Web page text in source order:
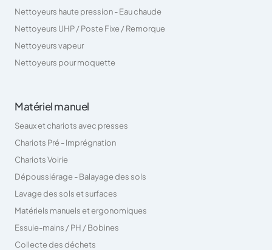
Nettoyeurs haute pression - Eau chaude
Nettoyeurs UHP / Poste Fixe / Remorque
Nettoyeurs vapeur
Nettoyeurs pour moquette
Matériel manuel
Seaux et chariots avec presses
Chariots Pré - Imprégnation
Chariots Voirie
Dépoussiérage - Balayage des sols
Lavage des sols et surfaces
Matériels manuels et ergonomiques
Essuie-mains / PH / Bobines
Collecte des déchets